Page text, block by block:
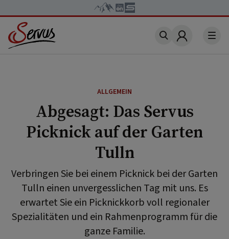
Account
ALLGEMEIN
Abgesagt: Das Servus
Picknick auf der Garten
Tulln
Verbringen Sie bei einem Picknick bei der Garten
Tulln einen unvergesslichen Tag mit uns. Es
erwartet Sie ein Picknickkorb voll regionaler
Spezialitäten und ein Rahmenprogramm für die
ganze Familie.